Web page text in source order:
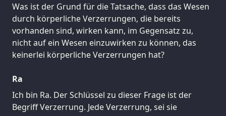
Was ist der Grund für die Tatsache, dass das Wesen
durch körperliche Verzerrungen, die bereits
vorhanden sind, wirken kann, im Gegensatz zu,
nicht auf ein Wesen einzuwirken zu können, das
keinerlei körperliche Verzerrungen hat?
Ra
Ich bin Ra. Der Schlüssel zu dieser Frage ist der
Begriff Verzerrung. Jede Verzerrung, sei sie